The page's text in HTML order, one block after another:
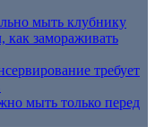
мыть клубнику
как замораживать
требует
мыть только перед